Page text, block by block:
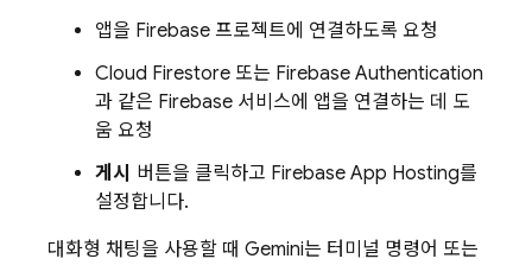
앱을 Firebase 프로젝트에 연결하도록 요청
Cloud Firestore 또는 Firebase Authentication
과 같은 Firebase 서비스에 앱을 연결하는 데 도
움 요청
게시 버튼을 클릭하고 Firebase App Hosting를
설정합니다.
대화형 채팅을 사용할 때 Gemini는 터미널 명령어 또는